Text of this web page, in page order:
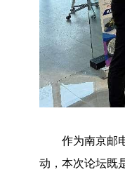
作为南京邮
动，本次论坛既